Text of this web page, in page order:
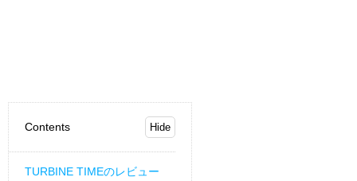
Contents
TURBINE TIMEのレビュー